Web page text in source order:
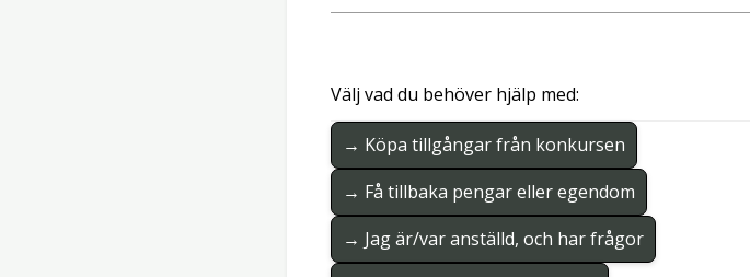
Välj vad du behöver hjälp med:
→ Köpa tillgångar från konkursen
→ Få tillbaka pengar eller egendom
→ Jag är/var anställd, och har frågor